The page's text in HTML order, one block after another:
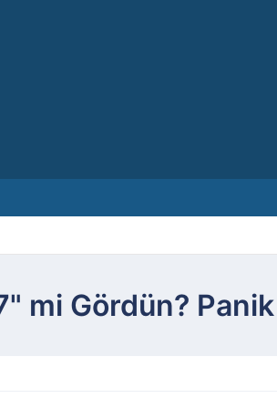
mi Gördün?